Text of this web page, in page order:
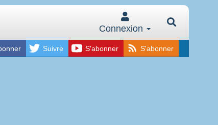
Connexion
Suivre S'abonner S'abonner